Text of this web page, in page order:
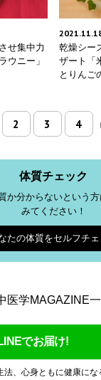
せ集中力
ウニー」
乾燥シー
ザート「
とりんご
2 3 4
体質チェック
か分からないという
みてください！
たの体質をセルフチェ
医学MAGAZINE
でお届け!
法、心身ともに健康にな